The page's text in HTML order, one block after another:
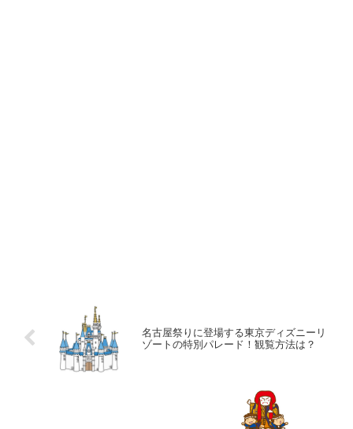
名古屋祭りに登場する東京ディズニーリ
ゾートの特別パレード！観覧方法は？